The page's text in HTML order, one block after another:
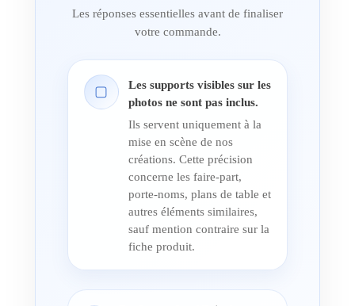
Les réponses essentielles avant de finaliser
votre commande.
▢
Les supports visibles sur les
photos ne sont pas inclus.
Ils servent uniquement à la
mise en scène de nos
créations. Cette précision
concerne les faire-part,
porte-noms, plans de table et
autres éléments similaires,
sauf mention contraire sur la
fiche produit.